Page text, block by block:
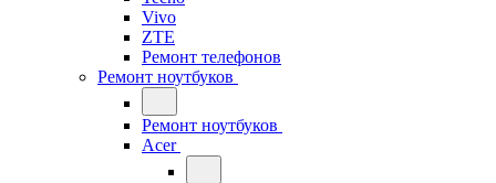
Vivo
ZTE
Ремонт телефонов
Ремонт ноутбуков
Ремонт ноутбуков
Acer